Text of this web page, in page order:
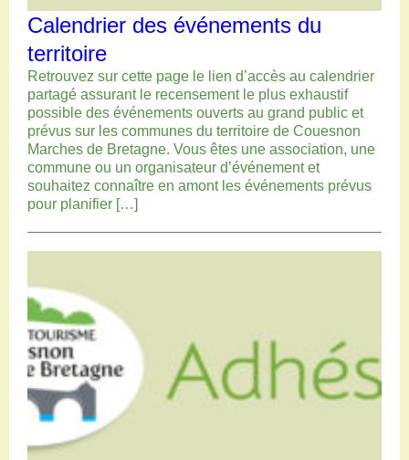
Pratique
Nous contacter
Documents à télécharger
Tourisme accessible
Venir en groupe
Espace Pro
Calendrier des événements du
territoire
Retrouvez sur cette page le lien d’accès au calendrier
partagé assurant le recensement le plus exhaustif
possible des événements ouverts au grand public et
prévus sur les communes du territoire de Couesnon
Marches de Bretagne. Vous êtes une association, une
commune ou un organisateur d’événement et
souhaitez connaître en amont les événements prévus
pour planifier […]